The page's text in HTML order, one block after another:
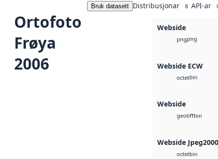
Ortofoto
Frøya
2006
Bruk datasett Distribusjonar 8 API-ar
Webside
pngpng
Webside ECW
octetbin
Webside
geotiffbin
Webside Jpeg2000
octetbin